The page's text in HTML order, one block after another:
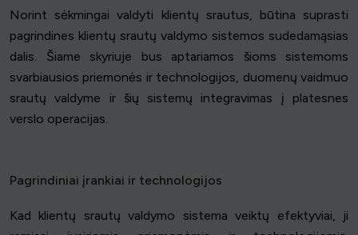
Norint sėkmingai valdyti klientų srautus, būtina suprasti
pagrindines klientų srautų valdymo sistemos sudedamąsias
dalis. Šiame skyriuje bus aptariamos šioms sistemoms
svarbiausios priemonės ir technologijos, duomenų vaidmuo
srautų valdyme ir šių sistemų integravimas į platesnes
verslo operacijas.
Pagrindiniai įrankiai ir technologijos
Kad klientų srautų valdymo sistema veiktų efektyviai, ji